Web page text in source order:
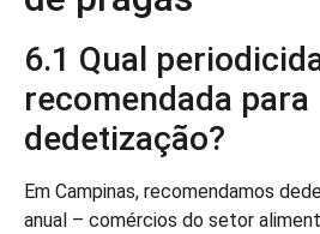
6.1 Qual
recomendada para
dedetização?
Em Campinas, recomendamos
anual – comércios do setor